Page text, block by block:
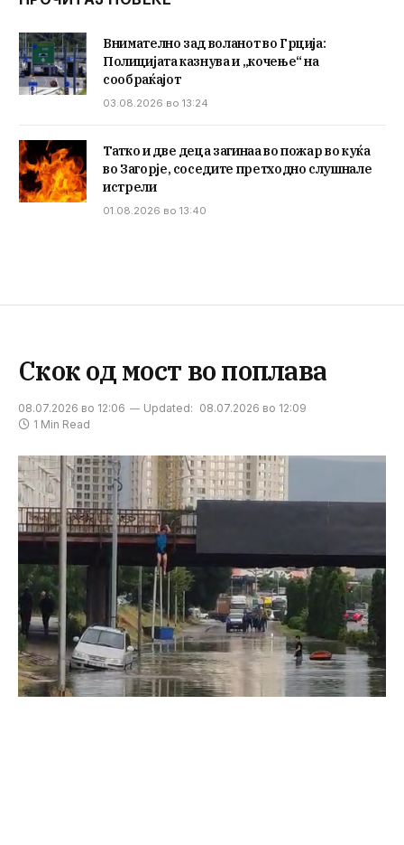
Внимателно зад воланот во Грција:
Полицијата казнува и „кочење“ на
сообраќајот
03.08.2026 во 13:24
Татко и две деца загинаа во пожар во куќа
во Загорје, соседите претходно слушнале
истрели
01.08.2026 во 13:40
Скок од мост во поплава
08.07.2026 во 12:06 Updated: 08.07.2026 во 12:09
1 Min Read